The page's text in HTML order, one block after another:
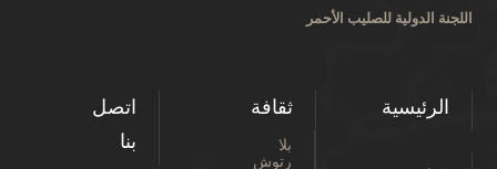
اللجنة الدولية للصليب الأحمر
الرئيسية ثقافة
بلا
رتوش
اتصل
بنا